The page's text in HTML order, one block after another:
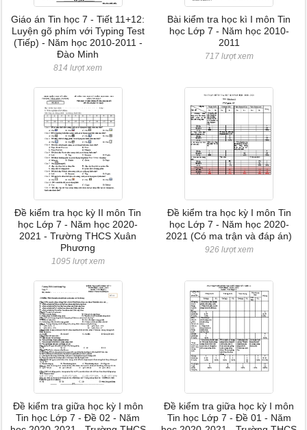
Giáo án Tin học 7 - Tiết 11+12:
Luyện gõ phím với Typing Test
(Tiếp) - Năm học 2010-2011 -
Đào Minh
814 lượt xem
Bài kiểm tra học kì I môn Tin
học Lớp 7 - Năm học 2010-
2011
717 lượt xem
Đề kiểm tra học kỳ II môn Tin
học Lớp 7 - Năm học 2020-
2021 - Trường THCS Xuân
Phương
1095 lượt xem
Đề kiểm tra học kỳ I môn Tin
học Lớp 7 - Năm học 2020-
2021 (Có ma trận và đáp án)
926 lượt xem
Đề kiểm tra giữa học kỳ I môn
Tin học Lớp 7 - Đề 02 - Năm
Đề kiểm tra giữa học kỳ I môn
Tin học Lớp 7 - Đề 01 - Năm